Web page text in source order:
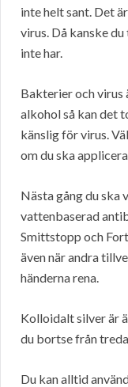
inte helt sant. Det
virus. Då kanske
inte har.
Bakterier och virus
alkohol så kan det
känslig för virus.
om du ska
Nästa gång du ska
vattenbaserad
Smittstopp och
även när andra
händerna rena.
Kolloidalt silver är
du bortse från
Du kan alltid